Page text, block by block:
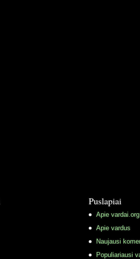
Puslapiai
Apie vardai.org
Apie vardus
Naujausi
Populiariausi